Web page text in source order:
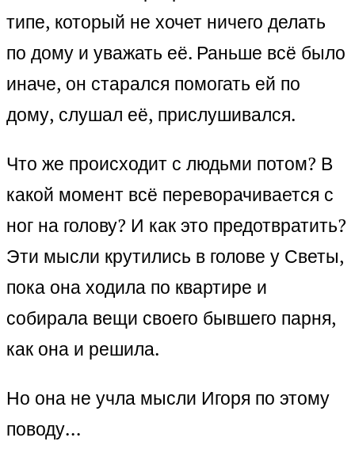
типе, который не хочет ничего делать
по дому и уважать её. Раньше всё было
иначе, он старался помогать ей по
дому, слушал её, прислушивался.
Что же происходит с людьми потом? В
какой момент всё переворачивается с
ног на голову? И как это предотвратить?
Эти мысли крутились в голове у Светы,
пока она ходила по квартире и
собирала вещи своего бывшего парня,
как она и решила.
Но она не учла мысли Игоря по этому
поводу…